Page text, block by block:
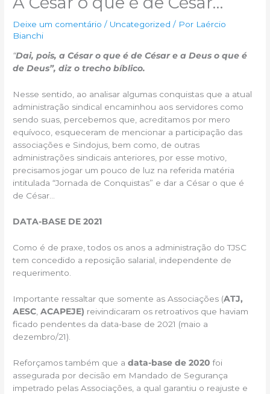
Deixe um comentário / Uncategorized / Por Laércio
Bianchi
“Dai, pois, a César o que é de César e a Deus o que é
de Deus”, diz o trecho bíblico.
Nesse sentido, ao analisar algumas conquistas que a atual
administração sindical encaminhou aos servidores como
sendo suas, percebemos que, acreditamos por mero
equívoco, esqueceram de mencionar a participação das
associações e Sindojus, bem como, de outras
administrações sindicais anteriores, por esse motivo,
precisamos jogar um pouco de luz na referida matéria
intitulada “Jornada de Conquistas” e dar a César o que é
de César…
DATA-BASE DE 2021
Como é de praxe, todos os anos a administração do TJSC
tem concedido a reposição salarial, independente de
requerimento.
Importante ressaltar que somente as Associações (ATJ,
AESC ,ACAPEJE) reivindicaram os retroativos que haviam
ficado pendentes da data-base de 2021 (maio a
dezembro/21).
Reforçamos também que adata-base de 2020 foi
assegurada por decisão em Mandado de Segurança
impetrado pelas Associações, a qual garantiu o reajuste e